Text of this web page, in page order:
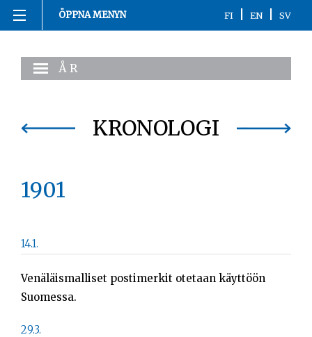
innehåll
ÖPPNA MENYN FI EN| SV
1863-1916
Personer
ÅR
KRONOLOGI
1901
14.1.
Venäläismalliset postimerkit otetaan käyttöön
Suomessa.
29.3.